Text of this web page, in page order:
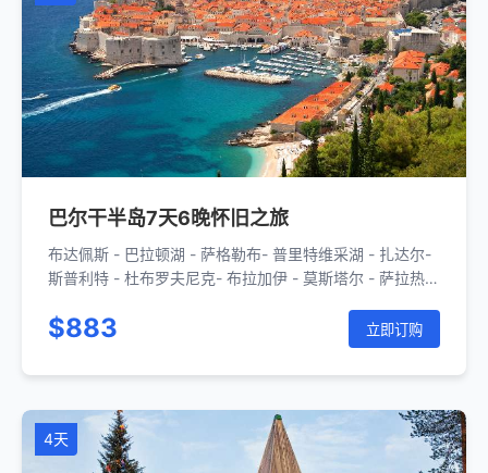
巴尔干半岛7天6晚怀旧之旅
布达佩斯 - 巴拉顿湖 - 萨格勒布- 普里特维采湖 - 扎达尔-
斯普利特 - 杜布罗夫尼克- 布拉加伊 - 莫斯塔尔 - 萨拉热
$883 立即订购
4天